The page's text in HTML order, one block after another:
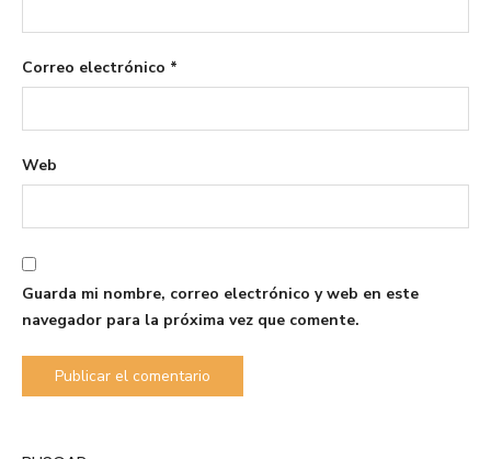
Correo electrónico *
Web
Guarda mi nombre, correo electrónico y web en este
navegador para la próxima vez que comente.